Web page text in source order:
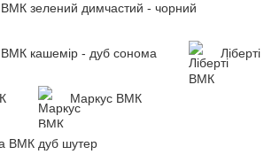
зелений димчастий - чорний
кашемір - дуб сонома
Маркус ВМК
ВМК дуб шутер